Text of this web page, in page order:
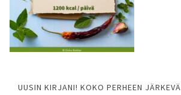
UUSIN KIRJANI! KOKO PERHEEN JÄRKEVÄ